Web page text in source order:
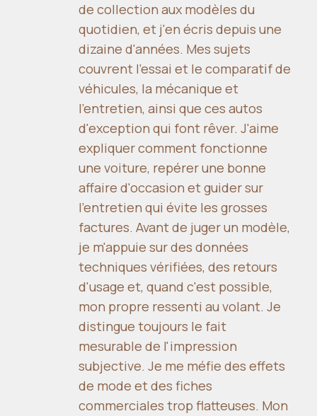
de collection aux modèles du
quotidien, et j'en écris depuis une
dizaine d'années. Mes sujets
couvrent l'essai et le comparatif de
véhicules, la mécanique et
l'entretien, ainsi que ces autos
d'exception qui font rêver. J'aime
expliquer comment fonctionne
une voiture, repérer une bonne
affaire d'occasion et guider sur
l'entretien qui évite les grosses
factures. Avant de juger un modèle,
je m'appuie sur des données
techniques vérifiées, des retours
d'usage et, quand c'est possible,
mon propre ressenti au volant. Je
distingue toujours le fait
mesurable de l'impression
subjective. Je me méfie des effets
de mode et des fiches
commerciales trop flatteuses. Mon